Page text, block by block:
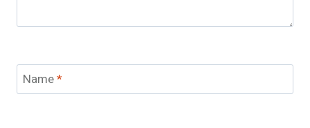
Name*